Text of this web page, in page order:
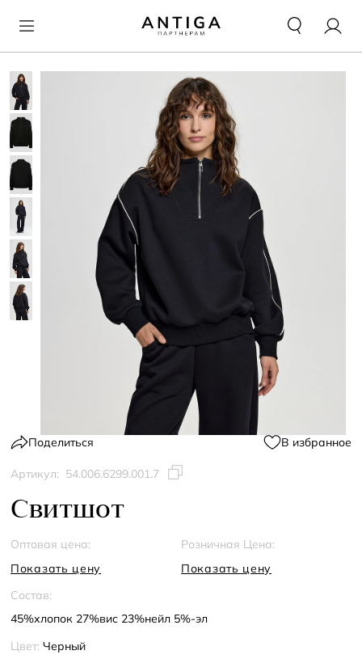
Поделиться В избранное
Артикул: 54.006.6299.001.7
Свитшот
Оптовая цена:
Показать цену
Розничная Цена:
Показать цену
Состав:
45%хлопок 27%вис 23%нейл 5%-эл
Цвет: Черный